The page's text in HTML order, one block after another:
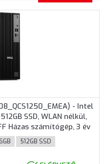
- Intel
SSD, WLAN nélkül,
Házas számítógép, 3 év
512GB SSD